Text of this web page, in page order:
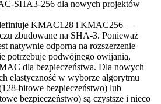
SHA3-256 dla nowych projektów
KMAC128 i KMAC256 —
zbudowane na SHA-3. Ponieważ
natywnie odporna na rozszerzenie
potrzebuje podwójnego owijania,
dla bezpieczeństwa. Dla nowych
elastyczność w wyborze algorytmu
bitowe bezpieczeństwo) lub
bezpieczeństwo) są czystsze i nieco